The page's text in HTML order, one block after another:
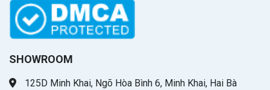
SHOWROOM
125D Minh Khai, Ngõ Hòa Bình 6, Minh Khai, Hai Bà